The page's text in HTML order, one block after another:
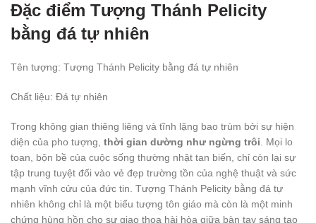
Đặc điểm Tượng Thánh Pelicity
bằng đá tự nhiên
Tên tượng: Tượng Thánh Pelicity bằng đá tự nhiên
Chất liệu: Đá tự nhiên
Trong không gian thiêng liêng và tĩnh lặng bao trùm bởi sự hiện
diện của pho tượng, thời gian dường như ngừng trôi . Mọi lo
toan, bộn bề của cuộc sống thường nhật tan biến, chỉ còn lại sự
tập trung tuyệt đối vào vẻ đẹp trường tồn của nghệ thuật và sức
mạnh vĩnh cửu của đức tin. Tượng Thánh Pelicity bằng đá tự
nhiên không chỉ là một biểu tượng tôn giáo mà còn là một minh
chứng hùng hồn cho sự giao thoa hài hòa giữa bàn tay sáng tạo